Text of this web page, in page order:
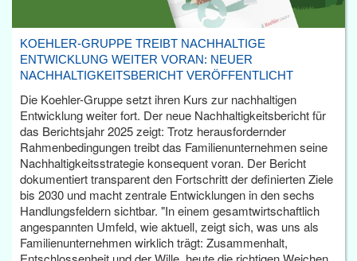
KOEHLER-GRUPPE TREIBT NACHHALTIGE
ENTWICKLUNG WEITER VORAN: NEUER
NACHHALTIGKEITSBERICHT VERÖFFENTLICHT
Die Koehler-Gruppe setzt ihren Kurs zur nachhaltigen
Entwicklung weiter fort. Der neue Nachhaltigkeitsbericht für
das Berichtsjahr 2025 zeigt: Trotz herausfordernder
Rahmenbedingungen treibt das Familienunternehmen seine
Nachhaltigkeitsstrategie konsequent voran. Der Bericht
dokumentiert transparent den Fortschritt der definierten Ziele
bis 2030 und macht zentrale Entwicklungen in den sechs
Handlungsfeldern sichtbar. "In einem gesamtwirtschaftlich
angespannten Umfeld, wie aktuell, zeigt sich, was uns als
Familienunternehmen wirklich trägt: Zusammenhalt,